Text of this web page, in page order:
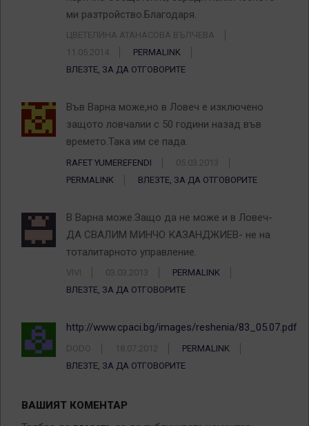
ми разтройство.Благодаря.
ЦВЕТЕЛИНА АТАНАСОВА ВЪЛЧЕВА
11.05.2014
PERMALINK
ВЛЕЗТЕ, ЗА ДА ОТГОВОРИТЕ
Във Варна може,но в Ловеч е изключено
защото ловчалии с 50 години назад във
времето.Така им се пада.
RAFET YUMEREFENDI
05.03.2013
PERMALINK
ВЛЕЗТЕ, ЗА ДА ОТГОВОРИТЕ
В Варна може.Защо да не може и в Ловеч-
ДА СВАЛИМ МИНЧО КАЗАНДЖИЕВ- не на
тоталитарното управление.
VIVI 03.03.2013
PERMALINK
ВЛЕЗТЕ, ЗА ДА ОТГОВОРИТЕ
http://www.cpaci.bg/images/reshenia/83_05.07.pdf
DODO 18.07.2012
PERMALINK
ВЛЕЗТЕ, ЗА ДА ОТГОВОРИТЕ
ВАШИЯТ КОМЕНТАР